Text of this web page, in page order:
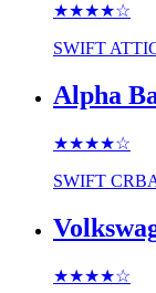
★★★★☆
SWIFT
Alpha
★★★★☆
SWIFT
★★★★☆